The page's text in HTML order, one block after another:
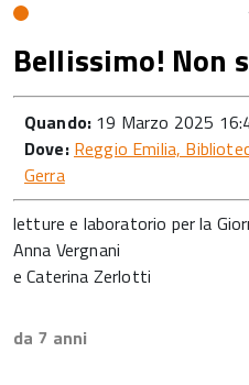
Bellissimo! Non
Quando: 19 Marzo 2025
Dove: Reggio Emilia,
Gerra
letture e laboratorio per la
Anna Vergnani
e Caterina Zerlotti
da 7 anni